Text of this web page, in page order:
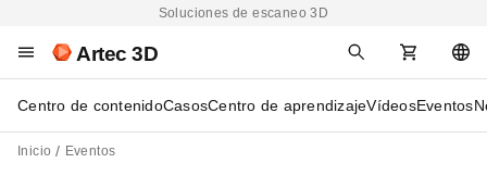
Soluciones de escaneo 3D
Artec 3D
Centro de contenidoCasosCentro de aprendizajeVídeosEventos
Inicio Eventos